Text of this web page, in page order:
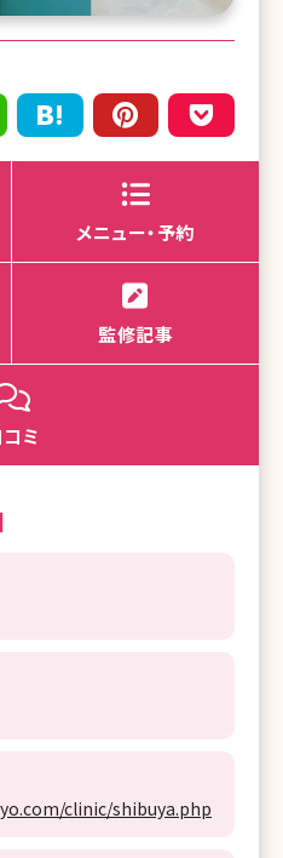
メニュー・予約
監修記事
ミ
clinic/shibuya.php